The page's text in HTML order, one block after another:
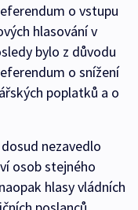
o vstupu
hlasování v
bylo z důvodu
o snížení
poplatků a o
nezavedlo
osob stejného
hlasy vládních